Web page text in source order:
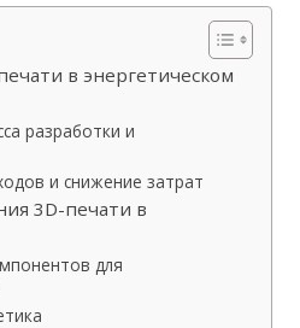
в энергетическом
разработки и
и снижение затрат
3D-печати в
для